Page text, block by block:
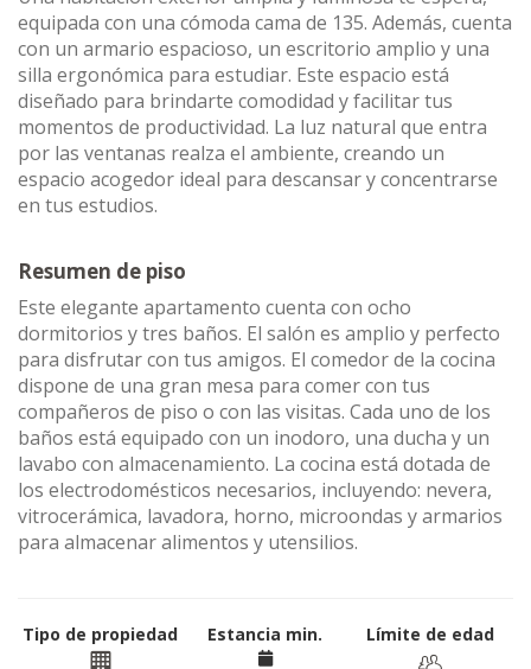
equipada con una cómoda cama de 135. Además, cuenta
con un armario espacioso, un escritorio amplio y una
silla ergonómica para estudiar. Este espacio está
diseñado para brindarte comodidad y facilitar tus
momentos de productividad. La luz natural que entra
por las ventanas realza el ambiente, creando un
espacio acogedor ideal para descansar y concentrarse
en tus estudios.
Resumen de piso
Este elegante apartamento cuenta con ocho
dormitorios y tres baños. El salón es amplio y perfecto
para disfrutar con tus amigos. El comedor de la cocina
dispone de una gran mesa para comer con tus
compañeros de piso o con las visitas. Cada uno de los
baños está equipado con un inodoro, una ducha y un
lavabo con almacenamiento. La cocina está dotada de
los electrodomésticos necesarios, incluyendo: nevera,
vitrocerámica, lavadora, horno, microondas y armarios
para almacenar alimentos y utensilios.
Tipo de propiedad Estancia min. Límite de edad